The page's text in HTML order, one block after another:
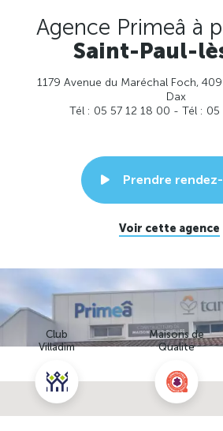
Club
Villadim
Maisons de
Qualité
Nous contacter
Agence Primeâ à
Saint-Paul-
1179 Avenue du Maréchal Foch,
Dax
Tél : 05 57 12 18 00 - Tél : 05
Prendre
Voir cette agence